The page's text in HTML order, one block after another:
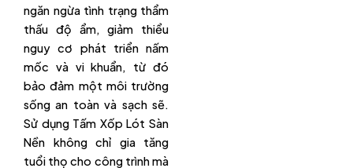
ngăn ngừa tình trạng thẩm
thấu độ ẩm, giảm thiểu
nguy cơ phát triển nấm
mốc và vi khuẩn, từ đó
bảo đảm một môi trường
sống an toàn và sạch sẽ.
Sử dụng Tấm Xốp Lót Sàn
Nền không chỉ gia tăng
tuổi thọ cho công trình mà